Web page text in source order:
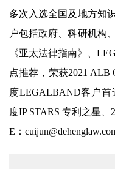
多次入选全国及地方知
户包括政府、科研机构
《亚太法律指南》、
点推荐，荣获2021 ALB
度LEGALBAND客户首
度IP STARS 专利之星、
E：